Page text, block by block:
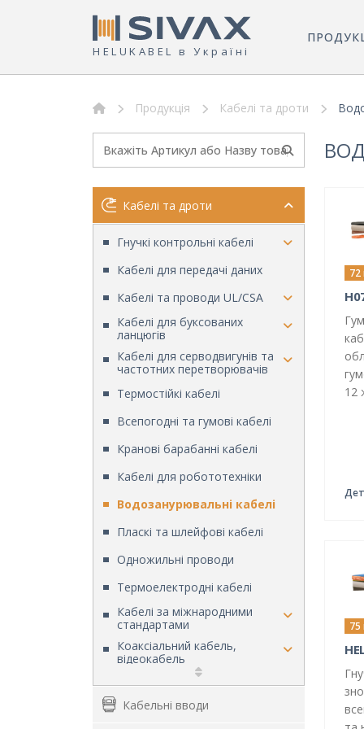
HELUKABEL в Україні
Продукція Кабелі та дроти
Кабелі та дроти
Гнучкі контрольні кабелі
Кабелі для передачі даних
Кабелі та проводи UL/CSA
Кабелі для буксованих
ланцюгів
Кабелі для серводвигунів та
частотних перетворювачів
Термостійкі кабелі
Всепогодні та гумові кабелі
Кранові барабанні кабелі
Кабелі для робототехніки
Водозанурювальні кабелі
Пласкі та шлейфові кабелі
Одножильні проводи
Термоелектродні кабелі
Кабелі за міжнародними
стандартами
Коаксіальний кабель,
відеокабель
Інсталяційні кабелі
Кабелі пожежної сигналізації та
Кабельні вводи
72
12
75